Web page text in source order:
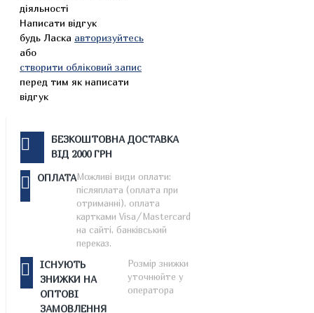
діяльності
Написати відгук
будь Ласка авторизуйтесь
або
створити обліковий запис
перед тим як написати
відгук
БЕЗКОШТОВНА ДОСТАВКА
ВІД 2000 ГРН
ОПЛАТАМожливі види оплати:
післяплата (оплата при
отриманні), оплата
картками Visa/Mastercard
на сайті, банківський
переказ.
ІСНУЮТЬ
ЗНИЖКИ НА
ОПТОВІ
ЗАМОВЛЕННЯ
Розмір знижки
уточнюйте у
оператора